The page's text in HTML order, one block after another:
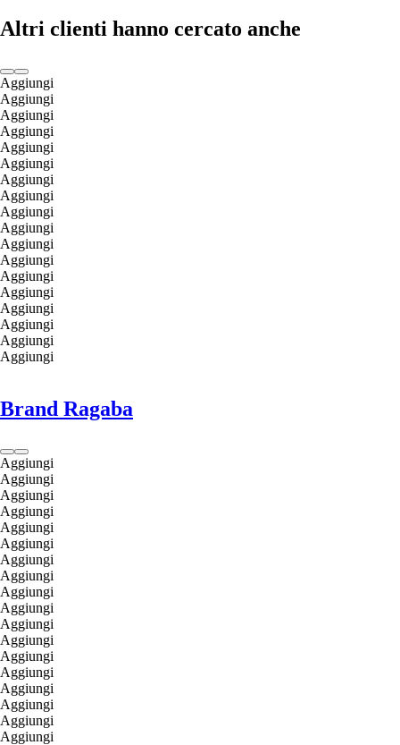
Altri clienti hanno cercato anche
Aggiungi
Aggiungi
Aggiungi
Aggiungi
Aggiungi
Aggiungi
Aggiungi
Aggiungi
Aggiungi
Aggiungi
Aggiungi
Aggiungi
Aggiungi
Aggiungi
Aggiungi
Aggiungi
Aggiungi
Aggiungi
Brand Ragaba
Aggiungi
Aggiungi
Aggiungi
Aggiungi
Aggiungi
Aggiungi
Aggiungi
Aggiungi
Aggiungi
Aggiungi
Aggiungi
Aggiungi
Aggiungi
Aggiungi
Aggiungi
Aggiungi
Aggiungi
Aggiungi